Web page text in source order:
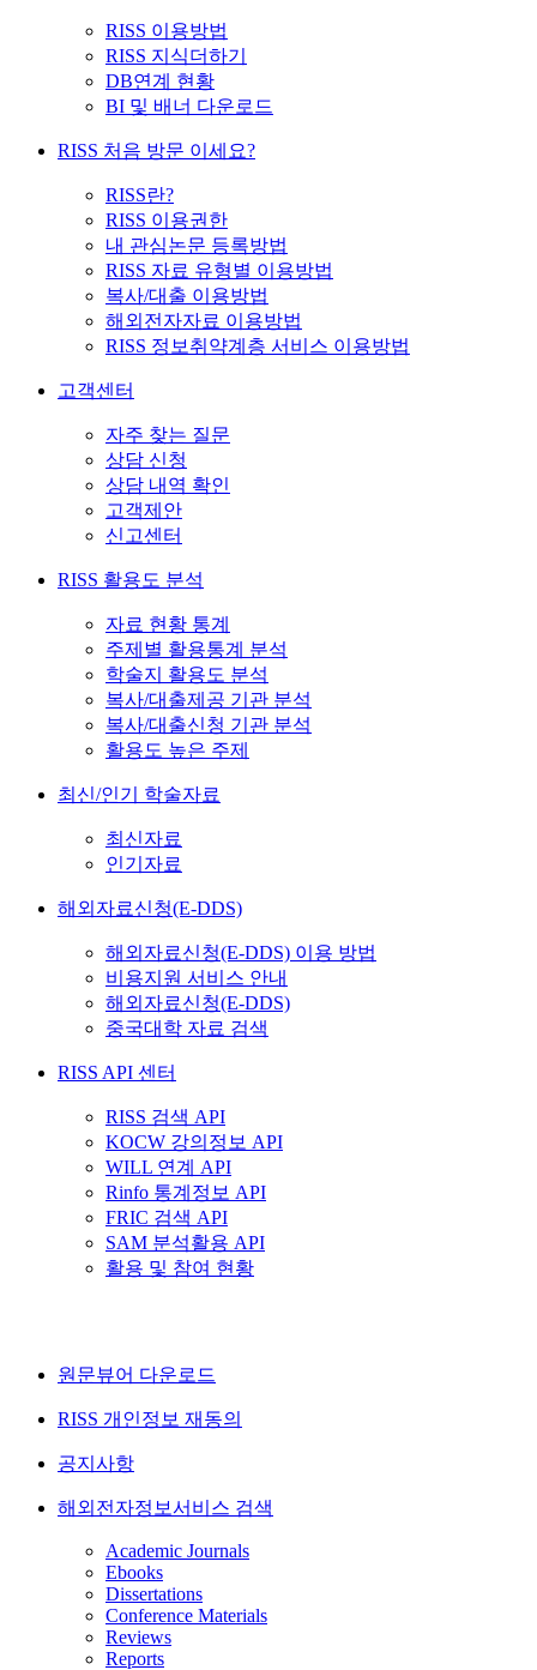
RISS 이용방법
RISS 지식더하기
DB연계 현황
BI 및 배너 다운로드
RISS 처음 방문 이세요?
RISS란?
RISS 이용권한
내 관심논문 등록방법
RISS 자료 유형별 이용방법
복사/대출 이용방법
해외전자자료 이용방법
RISS 정보취약계층 서비스 이용방법
고객센터
자주 찾는 질문
상담 신청
상담 내역 확인
고객제안
신고센터
RISS 활용도 분석
자료 현황 통계
주제별 활용통계 분석
학술지 활용도 분석
복사/대출제공 기관 분석
복사/대출신청 기관 분석
활용도 높은 주제
최신/인기 학술자료
최신자료
인기자료
해외자료신청(E-DDS)
해외자료신청(E-DDS) 이용 방법
비용지원 서비스 안내
해외자료신청(E-DDS)
중국대학 자료 검색
RISS API 센터
RISS 검색 API
KOCW 강의정보 API
WILL 연계 API
Rinfo 통계정보 API
FRIC 검색 API
SAM 분석활용 API
활용 및 참여 현황
원문뷰어 다운로드
RISS 개인정보 재동의
공지사항
해외전자정보서비스 검색
Academic Journals
Ebooks
Dissertations
Conference Materials
Reviews
Reports